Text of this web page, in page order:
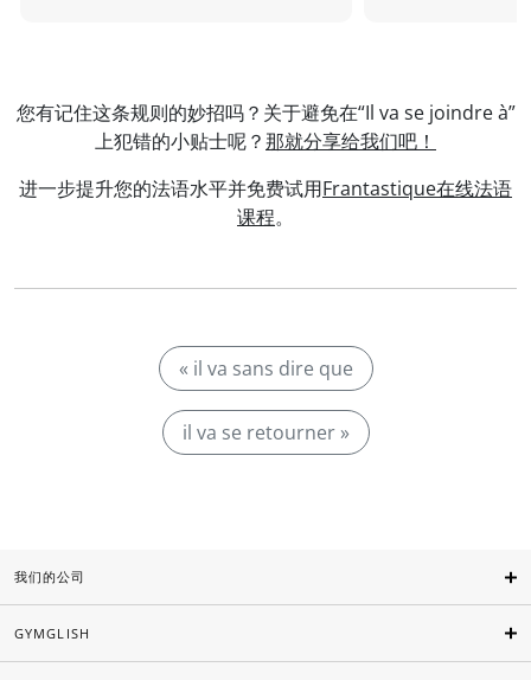
您有记住这条规则的妙招吗？关于避免在“Il va se joindre à”
上犯错的小贴士呢？那就分享给我们吧！
进一步提升您的法语水平并免费试用Frantastique在线法语
课程。
« il va sans dire que
il va se retourner »
我们的公司
GYMGLISH